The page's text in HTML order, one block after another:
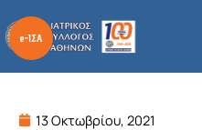
στο
περιεχόμενο
13 Οκτωβρίου, 2021